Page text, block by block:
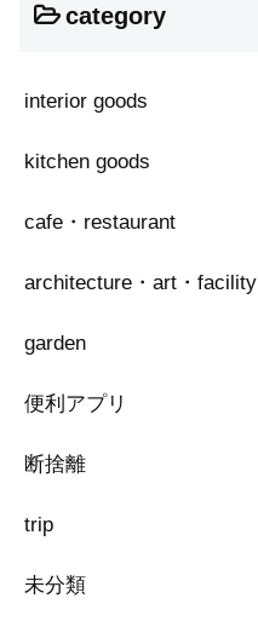
category
interior goods
kitchen goods
cafe・restaurant
architecture・art・facility
garden
便利アプリ
断捨離
trip
未分類